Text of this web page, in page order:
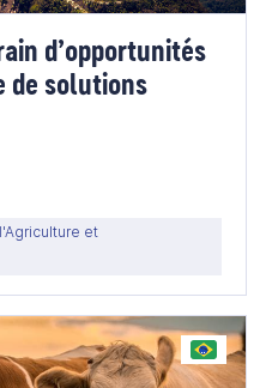
d’opportunités
de solutions
et